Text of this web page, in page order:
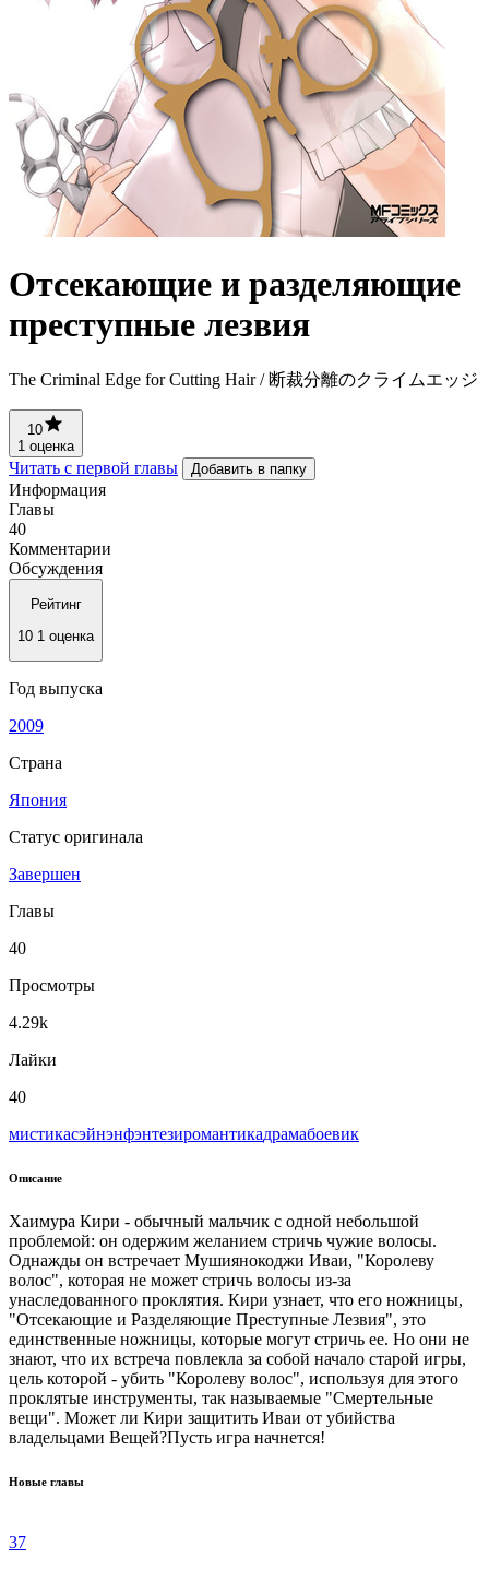
Отсекающие и разделяющие
преступные лезвия
The Criminal Edge for Cutting Hair / 断裁分離のクライムエッジ
10
1 оценка
Читать с первой главы Добавить в папку
Информация
Главы
40
Комментарии
Обсуждения
Рейтинг
10 1 оценка
Год выпуска
2009
Страна
Япония
Статус оригинала
Завершен
Главы
40
Просмотры
4.29k
Лайки
40
мистикасэйнэнфэнтезиромантикадрамабоевик
Описание
Хаимура Кири - обычный мальчик с одной небольшой
проблемой: он одержим желанием стричь чужие волосы.
Однажды он встречает Мушиянокоджи Иваи, "Королеву
волос", которая не может стричь волосы из-за
унаследованного проклятия. Кири узнает, что его ножницы,
"Отсекающие и Разделяющие Преступные Лезвия", это
единственные ножницы, которые могут стричь ее. Но они не
знают, что их встреча повлекла за собой начало старой игры,
цель которой - убить "Королеву волос", используя для этого
проклятые инструменты, так называемые "Смертельные
вещи". Может ли Кири защитить Иваи от убийства
владельцами Вещей?Пусть игра начнется!
Новые главы
37